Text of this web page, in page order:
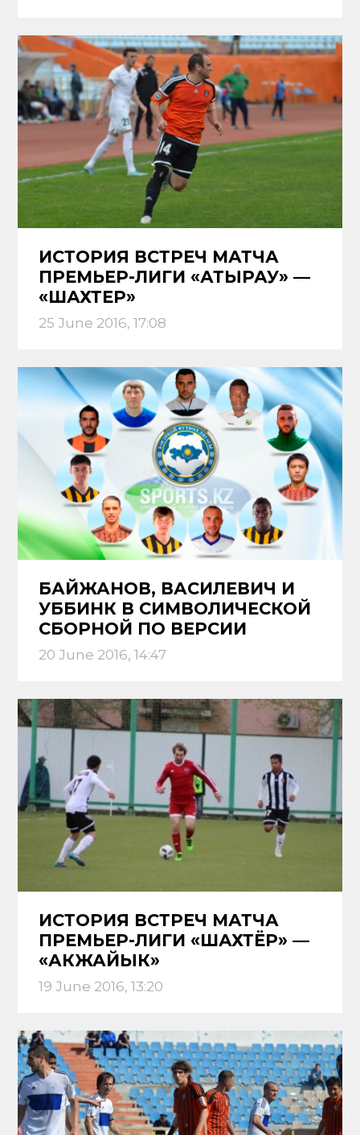
ИСТОРИЯ ВСТРЕЧ МАТЧА
ПРЕМЬЕР-ЛИГИ «АТЫРАУ» —
«ШАХТЕР»
25 June 2016, 17:08
БАЙЖАНОВ, ВАСИЛЕВИЧ И
УББИНК В СИМВОЛИЧЕСКОЙ
СБОРНОЙ ПО ВЕРСИИ
SPORTS.KZ
20 June 2016, 14:47
ИСТОРИЯ ВСТРЕЧ МАТЧА
ПРЕМЬЕР-ЛИГИ «ШАХТЁР» —
«АКЖАЙЫК»
19 June 2016, 13:20